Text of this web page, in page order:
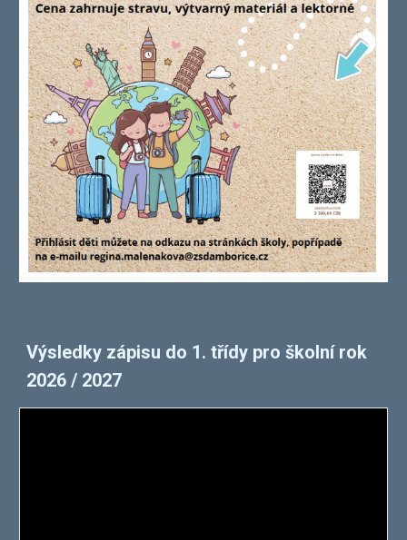
Výsledky zápisu do 1. třídy pro školní rok
2026 / 2027